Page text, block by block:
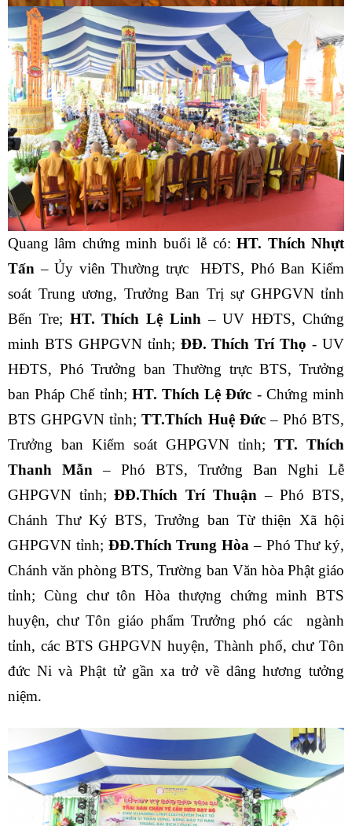
Quang lâm chứng minh buổi lễ có: HT. Thích Nhựt
Tấn – Ủy viên Thường trực HĐTS, Phó Ban Kiểm
soát Trung ương, Trưởng Ban Trị sự GHPGVN tỉnh
Bến Tre; HT. Thích Lệ Linh – UV HĐTS, Chứng
minh BTS GHPGVN tỉnh; ĐĐ. Thích Trí Thọ - UV
HĐTS, Phó Trưởng ban Thường trực BTS, Trưởng
ban Pháp Chế tỉnh; HT. Thích Lệ Đức - Chứng minh
BTS GHPGVN tỉnh;TT.Thích Huệ Đức– Phó BTS,
Trưởng ban Kiểm soát GHPGVN tỉnh; TT. Thích
Thanh Mẫn – Phó BTS, Trưởng Ban Nghi Lễ
GHPGVN tỉnh;ĐĐ.Thích Trí Thuận – Phó BTS,
Chánh Thư Ký BTS, Trưởng ban Từ thiện Xã hội
GHPGVN tỉnh; ĐĐ.Thích Trung Hòa– Phó Thư ký,
Chánh văn phòng BTS, Trường ban Văn hòa Phật giáo
tỉnh; Cùng chư tôn Hòa thượng chứng minh BTS
huyện, chư Tôn giáo phẩm Trưởng phó các ngành
tỉnh, các BTS GHPGVN huyện, Thành phố, chư Tôn
đức Ni và Phật tử gần xa trở về dâng hương tưởng
niệm.